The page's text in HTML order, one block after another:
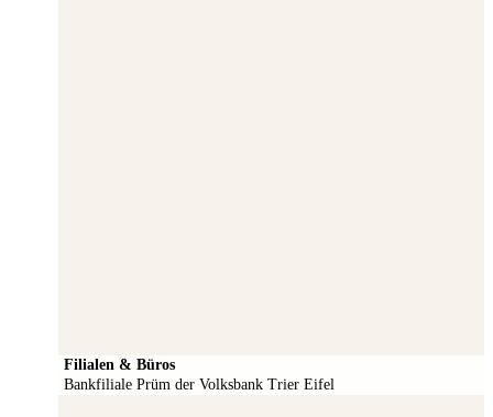
Filialen & Büros
Bankfiliale Prüm der Volksbank Trier Eifel